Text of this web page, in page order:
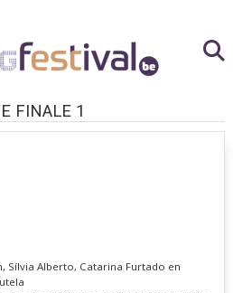
FINALE 1
Sílvia Alberto, Catarina Furtado en